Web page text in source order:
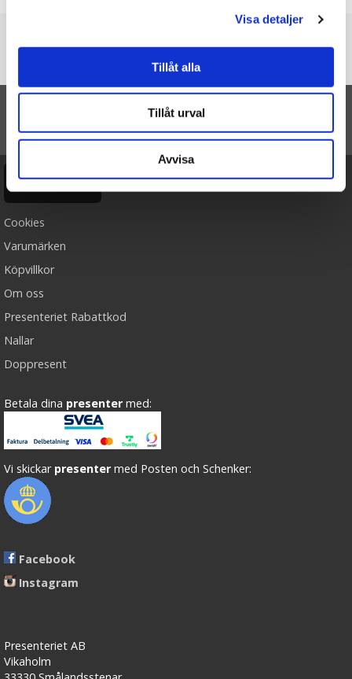
Visa detaljer
Tillåt alla
Tillåt urval
Avvisa
Mugg "Farmor", rosaglittrig- Presenteriet
TILL TOPPEN
Ångra köp
Cookies
Varumärken
Köpvillkor
Om oss
Presenteriet Rabattkod
Nallar
Doppresent
Betala dina presenter med:
Vi skickar presenter med Posten och Schenker:
Facebook
Instagram
Presenteriet AB
Vikaholm